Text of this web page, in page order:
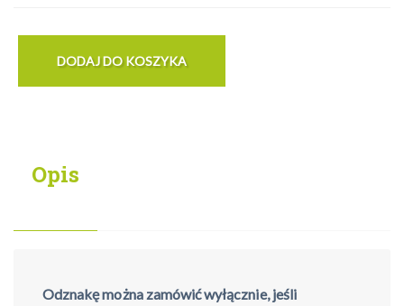
Opis
Odznakę można zamówić wyłącznie, jeśli